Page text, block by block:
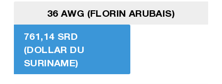
36 AWG (FLORIN ARUBAIS)
761,14 SRD
(DOLLAR DU
SURINAME)